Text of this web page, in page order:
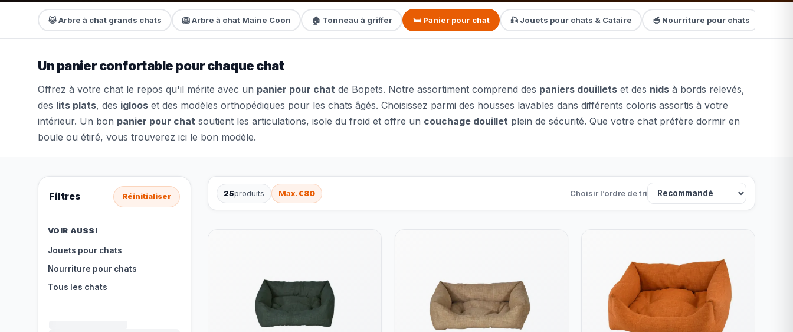
🐱 Arbre à chat grands chats 🦁 Arbre à chat Maine Coon 🏠 Tonneau à griffer 🛏️ Panier pour chat 🎣 Jouets pour chats & Cataire 🥣 Nourriture pour chats
Un panier confortable pour chaque chat
Offrez à votre chat le repos qu'il mérite avec un panier pour chat de Bopets. Notre assortiment comprend des paniers douillets et des nids à bords relevés,
des lits plats, des igloos et des modèles orthopédiques pour les chats âgés. Choisissez parmi des housses lavables dans différents coloris assortis à votre
intérieur. Un bon panier pour chat soutient les articulations, isole du froid et offre un couchage douillet plein de sécurité. Que votre chat préfère dormir en
boule ou étiré, vous trouverez ici le bon modèle.
Filtres Réinitialiser
VOIR AUSSI
Jouets pour chats
Nourriture pour chats
Tous les chats
25produits Max.€80 Choisir l’ordre de tri